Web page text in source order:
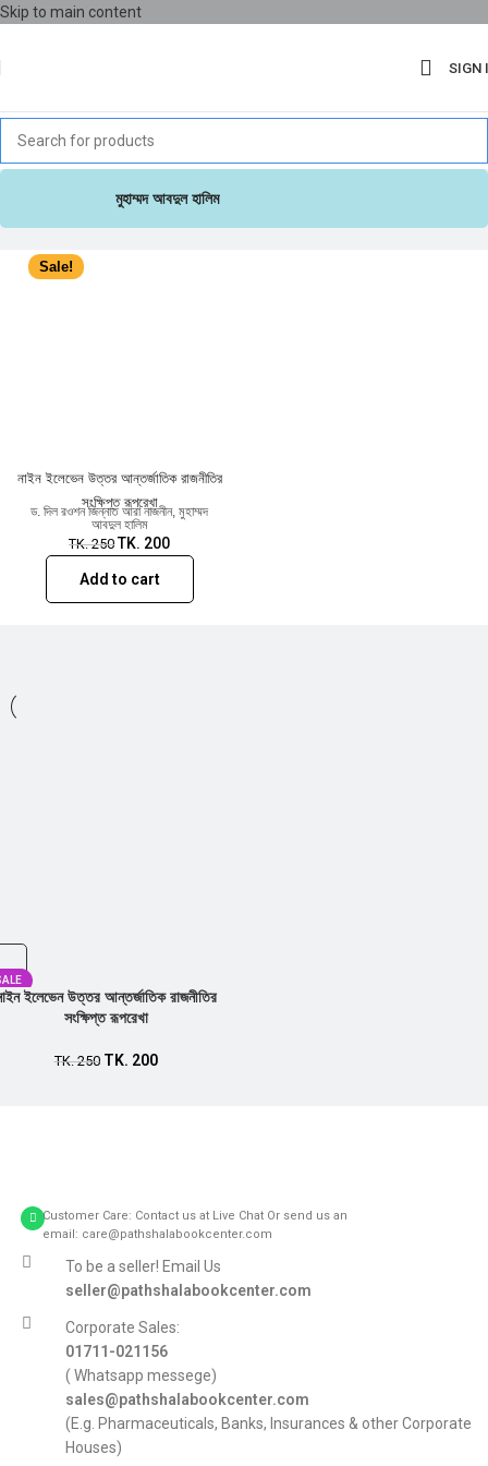
Skip to main content
SIGN
মুহাম্মদ আবদুল হালিম
Sale!
নাইন ইলেভেন উত্তর আন্তর্জাতিক রাজনীতির
সংক্ষিপ্ত রূপরেখা
ড. দিল রওশন জিন্নাত আরা নাজনীন, মুহাম্মদ
আবদুল হালিম
TK.250 TK. 200
Add to cart
ইলেভেন উত্তর আন্তর্জাতিক রাজনীতির
সংক্ষিপ্ত রূপরেখা
TK.250 TK. 200
Customer Care: Contact us at Live Chat Or send us an
email: care@pathshalabookcenter.com
To be a seller! Email Us
seller@pathshalabookcenter.com
Corporate Sales:
01711-021156
( Whatsapp messege)
sales@pathshalabookcenter.com
(E.g. Pharmaceuticals, Banks, Insurances & other Corporate
Houses)